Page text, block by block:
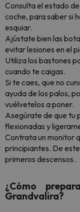
Consulta el estado
coche, para saber si
esquiar.
Ajústate bien las
evitar lesiones en el
Utiliza los bastones
cuando te caigas.
Si te caes, que no
ayuda de los palos,
vuélvetelos a poner.
Asegúrate de que tu
flexionadas y
Contrata un monitor
principiantes. De
primeros descensos.
¿Cómo
Grandvalira?